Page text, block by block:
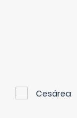
Cesárea